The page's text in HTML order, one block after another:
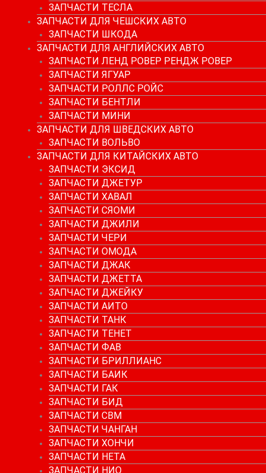
ЗАПЧАСТИ ТЕСЛА
ЗАПЧАСТИ ДЛЯ ЧЕШСКИХ АВТО
ЗАПЧАСТИ ШКОДА
ЗАПЧАСТИ ДЛЯ АНГЛИЙСКИХ АВТО
ЗАПЧАСТИ ЛЕНД РОВЕР РЕНДЖ РОВЕР
ЗАПЧАСТИ ЯГУАР
ЗАПЧАСТИ РОЛЛС РОЙС
ЗАПЧАСТИ БЕНТЛИ
ЗАПЧАСТИ МИНИ
ЗАПЧАСТИ ДЛЯ ШВЕДСКИХ АВТО
ЗАПЧАСТИ ВОЛЬВО
ЗАПЧАСТИ ДЛЯ КИТАЙСКИХ АВТО
ЗАПЧАСТИ ЭКСИД
ЗАПЧАСТИ ДЖЕТУР
ЗАПЧАСТИ ХАВАЛ
ЗАПЧАСТИ СЯОМИ
ЗАПЧАСТИ ДЖИЛИ
ЗАПЧАСТИ ЧЕРИ
ЗАПЧАСТИ ОМОДА
ЗАПЧАСТИ ДЖАК
ЗАПЧАСТИ ДЖЕТТА
ЗАПЧАСТИ ДЖЕЙКУ
ЗАПЧАСТИ АИТО
ЗАПЧАСТИ ТАНК
ЗАПЧАСТИ ТЕНЕТ
ЗАПЧАСТИ ФАВ
ЗАПЧАСТИ БРИЛЛИАНС
ЗАПЧАСТИ БАИК
ЗАПЧАСТИ ГАК
ЗАПЧАСТИ БИД
ЗАПЧАСТИ СВМ
ЗАПЧАСТИ ЧАНГАН
ЗАПЧАСТИ ХОНЧИ
ЗАПЧАСТИ НЕТА
ЗАПЧАСТИ НИО